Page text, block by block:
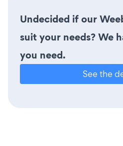
Undecided if our
suit your needs? We
you need.
See the